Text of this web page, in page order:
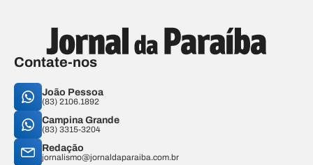
Contate-nos
João Pessoa
(83) 2106.1892
Campina Grande
(83) 3315-3204
Redação
jornalismo@jornaldaparaiba.com.br